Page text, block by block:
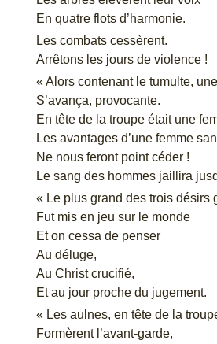
En quatre flots d’harmonie.
Les combats cessèrent.
Arrêtons les jours de violence !
« Alors contenant le tumulte,
S’avança, provocante.
En tête de la troupe était une
Les avantages d’une femme
Ne nous feront point céder !
Le sang des hommes jaillira
« Le plus grand des trois désirs
Fut mis en jeu sur le monde
Et on cessa de penser
Au déluge,
Au Christ crucifié,
Et au jour proche du jugement.
« Les aulnes, en tête de la
Formèrent l’avant-garde,